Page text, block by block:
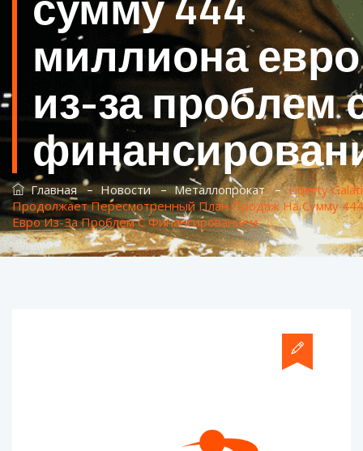
миллиона евро
из-за проблем
Главная–Новости–Металлопрокат–Liberty Galati
Продолжает Пересмотренный План Продаж На Сумму
Евро Из-За Проблем С Финансированием